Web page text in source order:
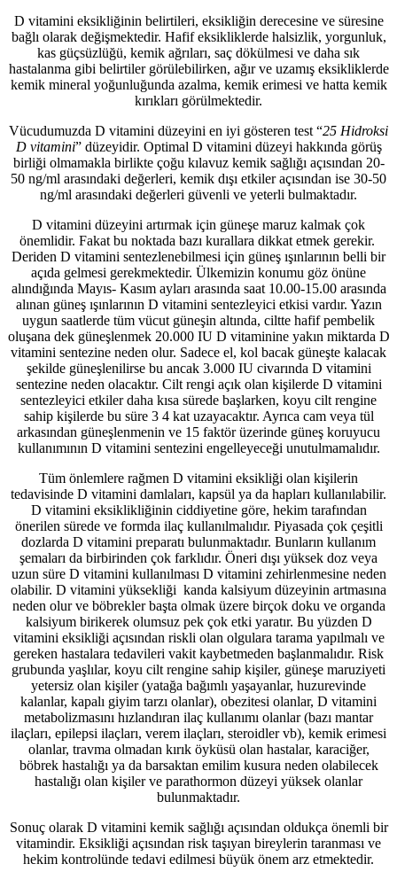
D vitamini eksikliğinin belirtileri, eksikliğin derecesine ve süresine
bağlı olarak değişmektedir. Hafif eksikliklerde halsizlik, yorgunluk,
kas güçsüzlüğü, kemik ağrıları, saç dökülmesi ve daha sık
hastalanma gibi belirtiler görülebilirken, ağır ve uzamış eksikliklerde
kemik mineral yoğunluğunda azalma, kemik erimesi ve hatta kemik
kırıkları görülmektedir.
Vücudumuzda D vitamini düzeyini en iyi gösteren test “25 Hidroksi
D vitamini” düzeyidir. Optimal D vitamini düzeyi hakkında görüş
birliği olmamakla birlikte çoğu kılavuz kemik sağlığı açısından 20-
50 ng/ml arasındaki değerleri, kemik dışı etkiler açısından ise 30-50
ng/ml arasındaki değerleri güvenli ve yeterli bulmaktadır.
D vitamini düzeyini artırmak için güneşe maruz kalmak çok
önemlidir. Fakat bu noktada bazı kurallara dikkat etmek gerekir.
Deriden D vitamini sentezlenebilmesi için güneş ışınlarının belli bir
açıda gelmesi gerekmektedir. Ülkemizin konumu göz önüne
alındığında Mayıs- Kasım ayları arasında saat 10.00-15.00 arasında
alınan güneş ışınlarının D vitamini sentezleyici etkisi vardır. Yazın
uygun saatlerde tüm vücut güneşin altında, ciltte hafif pembelik
oluşana dek güneşlenmek 20.000 IU D vitaminine yakın miktarda D
vitamini sentezine neden olur. Sadece el, kol bacak güneşte kalacak
şekilde güneşlenilirse bu ancak 3.000 IU civarında D vitamini
sentezine neden olacaktır. Cilt rengi açık olan kişilerde D vitamini
sentezleyici etkiler daha kısa sürede başlarken, koyu cilt rengine
sahip kişilerde bu süre 3 4 kat uzayacaktır. Ayrıca cam veya tül
arkasından güneşlenmenin ve 15 faktör üzerinde güneş koruyucu
kullanımının D vitamini sentezini engelleyeceği unutulmamalıdır.
Tüm önlemlere rağmen D vitamini eksikliği olan kişilerin
tedavisinde D vitamini damlaları, kapsül ya da hapları kullanılabilir.
D vitamini eksiklikliğinin ciddiyetine göre, hekim tarafından
önerilen sürede ve formda ilaç kullanılmalıdır. Piyasada çok çeşitli
dozlarda D vitamini preparatı bulunmaktadır. Bunların kullanım
şemaları da birbirinden çok farklıdır. Öneri dışı yüksek doz veya
uzun süre D vitamini kullanılması D vitamini zehirlenmesine neden
olabilir. D vitamini yüksekliği kanda kalsiyum düzeyinin artmasına
neden olur ve böbrekler başta olmak üzere birçok doku ve organda
kalsiyum birikerek olumsuz pek çok etki yaratır. Bu yüzden D
vitamini eksikliği açısından riskli olan olgulara tarama yapılmalı ve
gereken hastalara tedavileri vakit kaybetmeden başlanmalıdır. Risk
grubunda yaşlılar, koyu cilt rengine sahip kişiler, güneşe maruziyeti
yetersiz olan kişiler (yatağa bağımlı yaşayanlar, huzurevinde
kalanlar, kapalı giyim tarzı olanlar), obezitesi olanlar, D vitamini
metabolizmasını hızlandıran ilaç kullanımı olanlar (bazı mantar
ilaçları, epilepsi ilaçları, verem ilaçları, steroidler vb), kemik erimesi
olanlar, travma olmadan kırık öyküsü olan hastalar, karaciğer,
böbrek hastalığı ya da barsaktan emilim kusura neden olabilecek
hastalığı olan kişiler ve parathormon düzeyi yüksek olanlar
bulunmaktadır.
Sonuç olarak D vitamini kemik sağlığı açısından oldukça önemli bir
vitamindir. Eksikliği açısından risk taşıyan bireylerin taranması ve
hekim kontrolünde tedavi edilmesi büyük önem arz etmektedir.